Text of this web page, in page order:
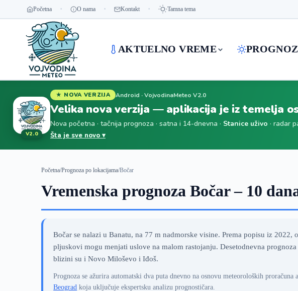
Početna O nama Kontakt Tamna tema
AKTUELNO VREME
V2.0
★ NOVA VERZIJA Android · VojvodinaMeteo V2.0
Velika nova verzija — aplikacija je iz temelja
Nova početna · tačnija prognoza · satna i 14-dnevna · Stanice uživo · radar
Šta je sve novo ▾
Početna/Prognoza po lokacijama/Bočar
Vremenska prognoza Bočar – 10
Bočar se nalazi u Banatu, na 77 m nadmorske visine. Prema popisu iz
pljuskovi mogu menjati uslove na malom rastojanju. Desetodnevna
blizini su i Novo Miloševo i Iđoš.
Prognoza se ažurira automatski dva puta dnevno na osnovu meteoroloških
Beograd koja uključuje ekspertsku analizu prognostičara.